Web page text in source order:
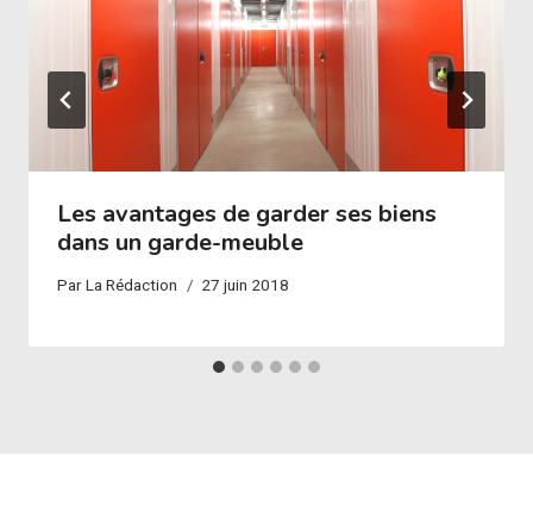
Les avantages de garder ses biens
dans un garde-meuble
ParLa Rédaction 27 juin 2018